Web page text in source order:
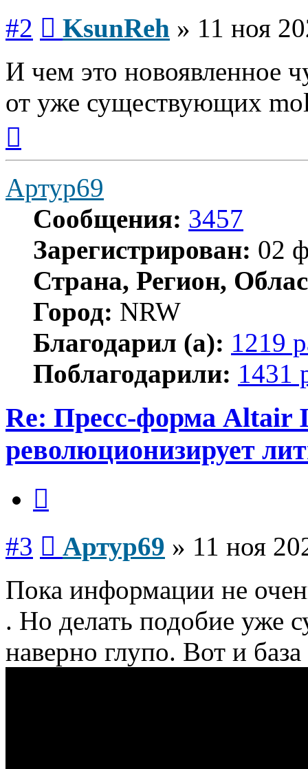
#2 KsunReh » 11 ноя
И чем это новоявленное
от уже существующих
началу
Артур69
Сообщения: 3457
Зарегистрирован: 02
Страна, Регион,
Город: NRW
Благодарил (а): 1219
Поблагодарили: 1431
Re: Пресс-форма
революционизирует
#3 Артур69 » 11 ноя
Пока информации не
. Но делать подобие
наверно глупо. Вот и